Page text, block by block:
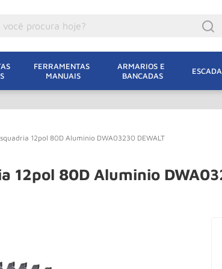
FERRAMENTAS
MANUAIS
ARMARIOS E
BANCADAS
12pol 80D Aluminio DWA03230 DEWALT
12pol 80D Aluminio
Eletrica